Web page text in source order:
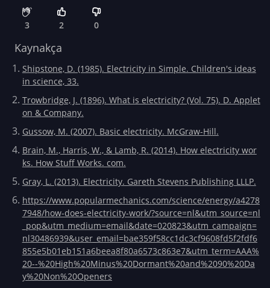
3 2 0
Kaynakça
Shipstone, D. (1985). Electricity in Simple. Children's ideas
in science, 33.
Trowbridge, J. (1896). What is electricity? (Vol. 75). D. Applet
on & Company.
Gussow, M. (2007). Basic electricity. McGraw-Hill.
Brain, M., Harris, W., & Lamb, R. (2014). How electricity wor
ks. How Stuff Works. com.
Gray, L. (2013). Electricity. Gareth Stevens Publishing LLLP.
https://www.popularmechanics.com/science/energy/a4278
7948/how-does-electricity-work/?source=nl&utm_source=nl
_pop&utm_medium=email&date=020823&utm_campaign=
nl30486939&user_email=bae359f58cc1dc3cf9608fd5f2fdf6
855e5b01eb151a6beea8f80a6573c863e7&utm_term=AAA%
20--%20High%20Minus%20Dormant%20and%2090%20Da
y%20Non%20Openers